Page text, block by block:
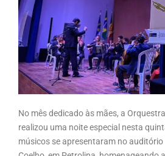
No mês dedicado às mães, a
realizou uma noite especial nesta
músicos se apresentaram no